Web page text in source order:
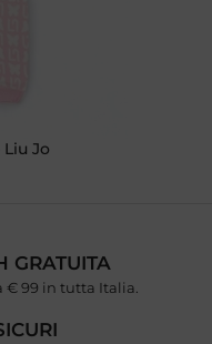
Jo
GRATUITA
€ 99 in tutta Italia.